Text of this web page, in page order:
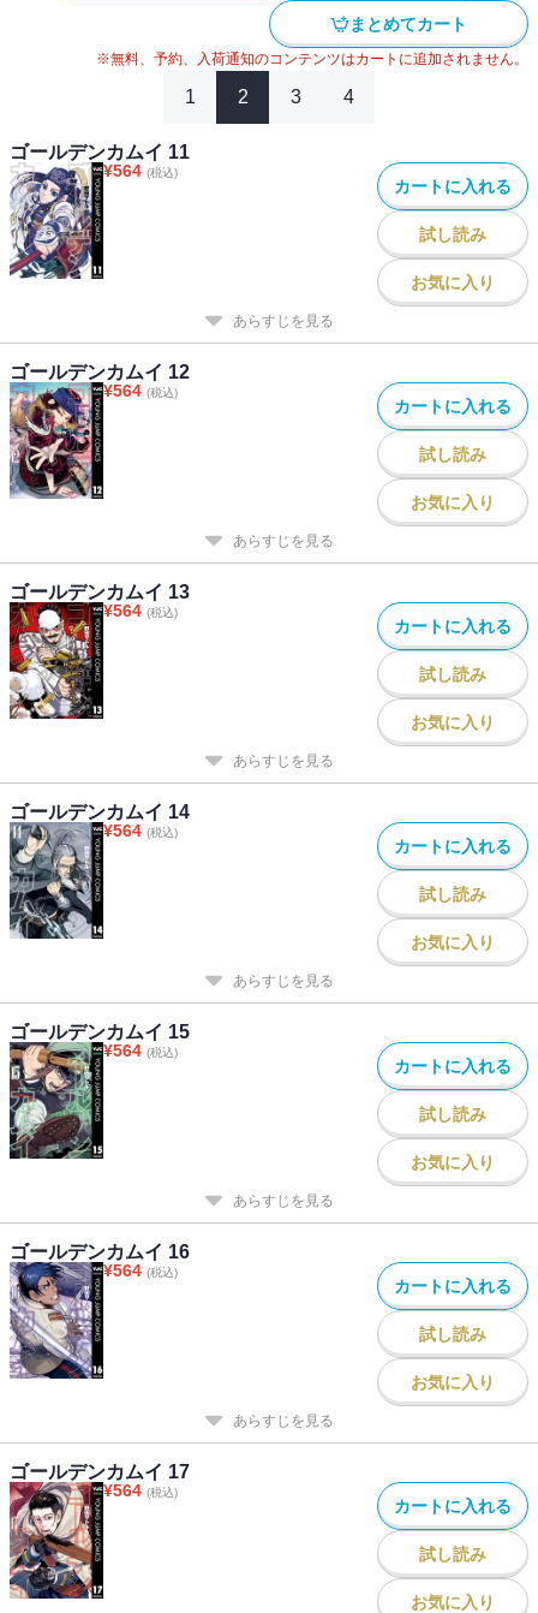
#
最強主人公コミック
2020年アニメ化 # 2024年映画化
まとめてカート
※無料、予約、入荷通知のコンテンツはカートに追加されません。
1 2 3 4
ゴールデンカムイ 11
¥564 (税込)
カートに入れる
試し読み
お気に入り
あらすじを見る
ゴールデンカムイ 12
¥564 (税込)
カートに入れる
試し読み
お気に入り
あらすじを見る
ゴールデンカムイ 13
¥564 (税込)
カートに入れる
試し読み
お気に入り
あらすじを見る
ゴールデンカムイ 14
¥564 (税込)
カートに入れる
試し読み
お気に入り
あらすじを見る
ゴールデンカムイ 15
¥564 (税込)
カートに入れる
試し読み
お気に入り
あらすじを見る
ゴールデンカムイ 16
¥564 (税込)
カートに入れる
試し読み
お気に入り
あらすじを見る
ゴールデンカムイ 17
¥564 (税込)
カートに入れる
試し読み
お気に入り